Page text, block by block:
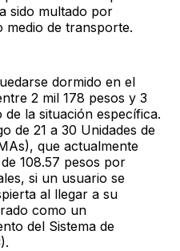
sido multado por
medio de transporte.
dormido en el
2 mil 178 pesos y 3
de la situación específica.
de 21 a 30 Unidades de
que actualmente
108.57 pesos por
si un usuario se
al llegar a su
como un
del Sistema de